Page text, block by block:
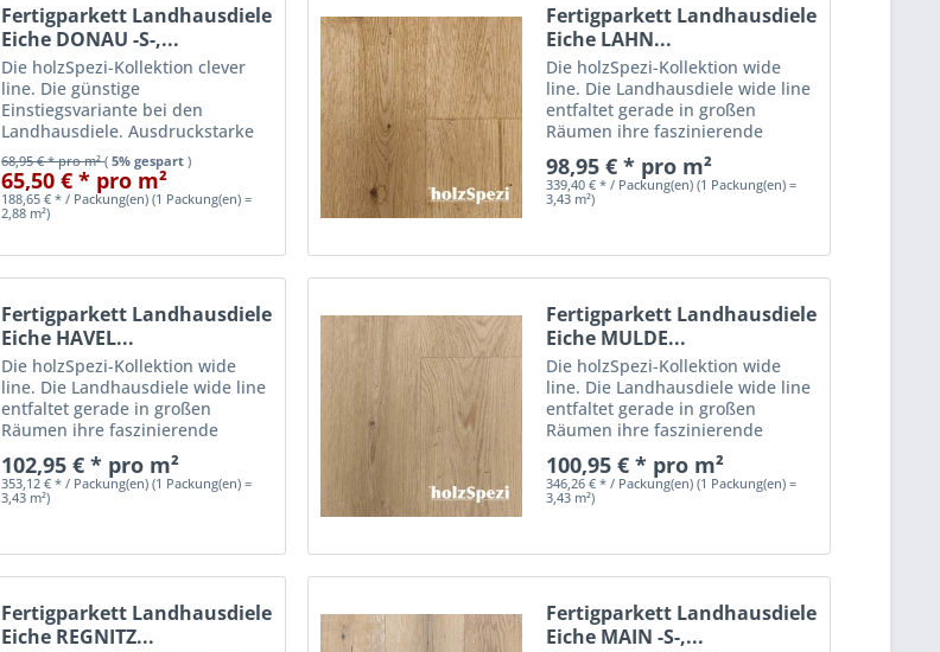
Fertigparkett Landhausdiele
Eiche DONAU -S-,...
Die holzSpezi-Kollektion clever
line. Die günstige
Einstiegsvariante bei den
Landhausdiele. Ausdruckstarke
lebhafte Holzoptiken in natur,
weiß und Rohholzoptik.
Großzügige Raumgestaltungen
sind möglich. - günstige
68,95 € * pro m²(5% gespart )
65,50 € * pro m²
188,65 € * / Packung(en) (1 Packung(en) =
2,88 m²)
Fertigparkett Landhausdiele
Eiche LAHN...
Die holzSpezi-Kollektion wide
line. Die Landhausdiele wide line
entfaltet gerade in großen
Räumen ihre faszinierende
Wirkung. Diese Breitdiele erweist
sich ebenfalls als beste Wahl,
wenn mit einem geölten
98,95 € * pro m²
339,40 € * / Packung(en) (1 Packung(en) =
3,43 m²)
Fertigparkett Landhausdiele
Eiche HAVEL...
Die holzSpezi-Kollektion wide
line. Die Landhausdiele wide line
entfaltet gerade in großen
Räumen ihre faszinierende
Wirkung. Diese Breitdiele erweist
sich ebenfalls als beste Wahl,
wenn mit einem geölten
102,95 € * pro m²
353,12 € * / Packung(en) (1 Packung(en) =
3,43 m²)
Fertigparkett Landhausdiele
Eiche MULDE...
Die holzSpezi-Kollektion wide
line. Die Landhausdiele wide line
entfaltet gerade in großen
Räumen ihre faszinierende
Wirkung. Diese Breitdiele erweist
sich ebenfalls als beste Wahl,
wenn mit einem geölten
100,95 € * pro m²
346,26 € * / Packung(en) (1 Packung(en) =
3,43 m²)
Fertigparkett Landhausdiele
Eiche REGNITZ...
Fertigparkett Landhausdiele
Eiche MAIN -S-,...